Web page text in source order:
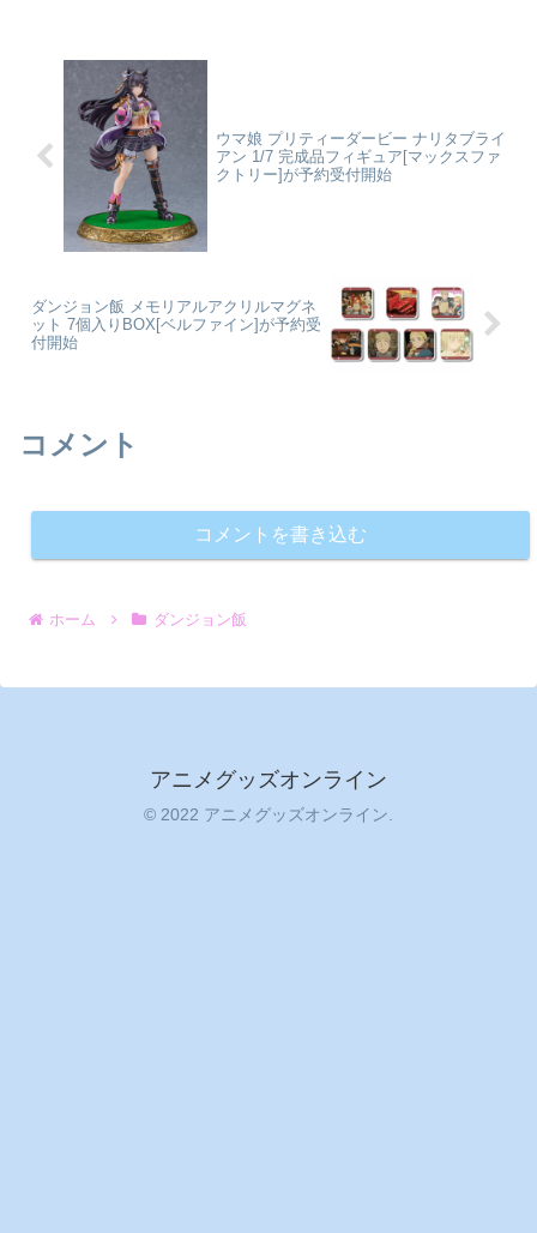
ました。天然の間伐材を使用し、
一枚一枚、木目が違っている味わ
ウマ娘 プリティーダービー ナリタブライ
アン 1/7 完成品フィギュア[マックスファ
クトリー]が予約受付開始
ダンジョン飯 メモリアルアクリルマグネ
ット 7個入りBOX[ベルファイン]が予約受
付開始
コメント
コメントを書き込む
ホーム ダンジョン飯
アニメグッズオンライン
© 2022 アニメグッズオンライン.